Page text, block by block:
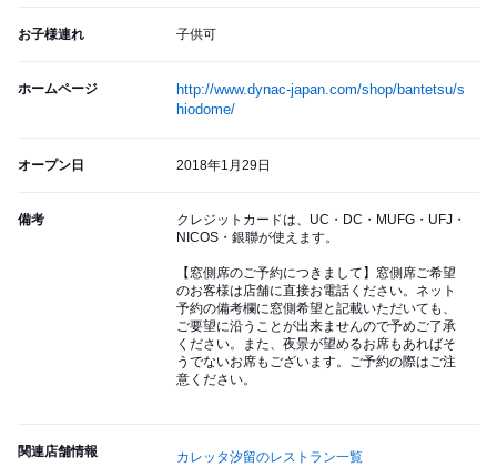
お子様連れ 子供可
ホームページ
http://www.dynac-japan.com/shop/bantetsu/s
hiodome/
オープン日 2018年1月29日
備考
クレジットカードは、UC・DC・MUFG・UFJ・
NICOS・銀聯が使えます。
【窓側席のご予約につきまして】窓側席ご希望
のお客様は店舗に直接お電話ください。ネット
予約の備考欄に窓側希望と記載いただいても、
ご要望に沿うことが出来ませんので予めご了承
ください。また、夜景が望めるお席もあればそ
うでないお席もございます。ご予約の際はご注
意ください。
関連店舗情報 カレッタ汐留のレストラン一覧